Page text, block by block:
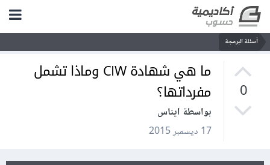
أسئلة البرمجة
0
ما هي شهادة CIW وماذا تشمل
مفرداتها؟
بواسطة ايناس
17 ديسمبر 2015